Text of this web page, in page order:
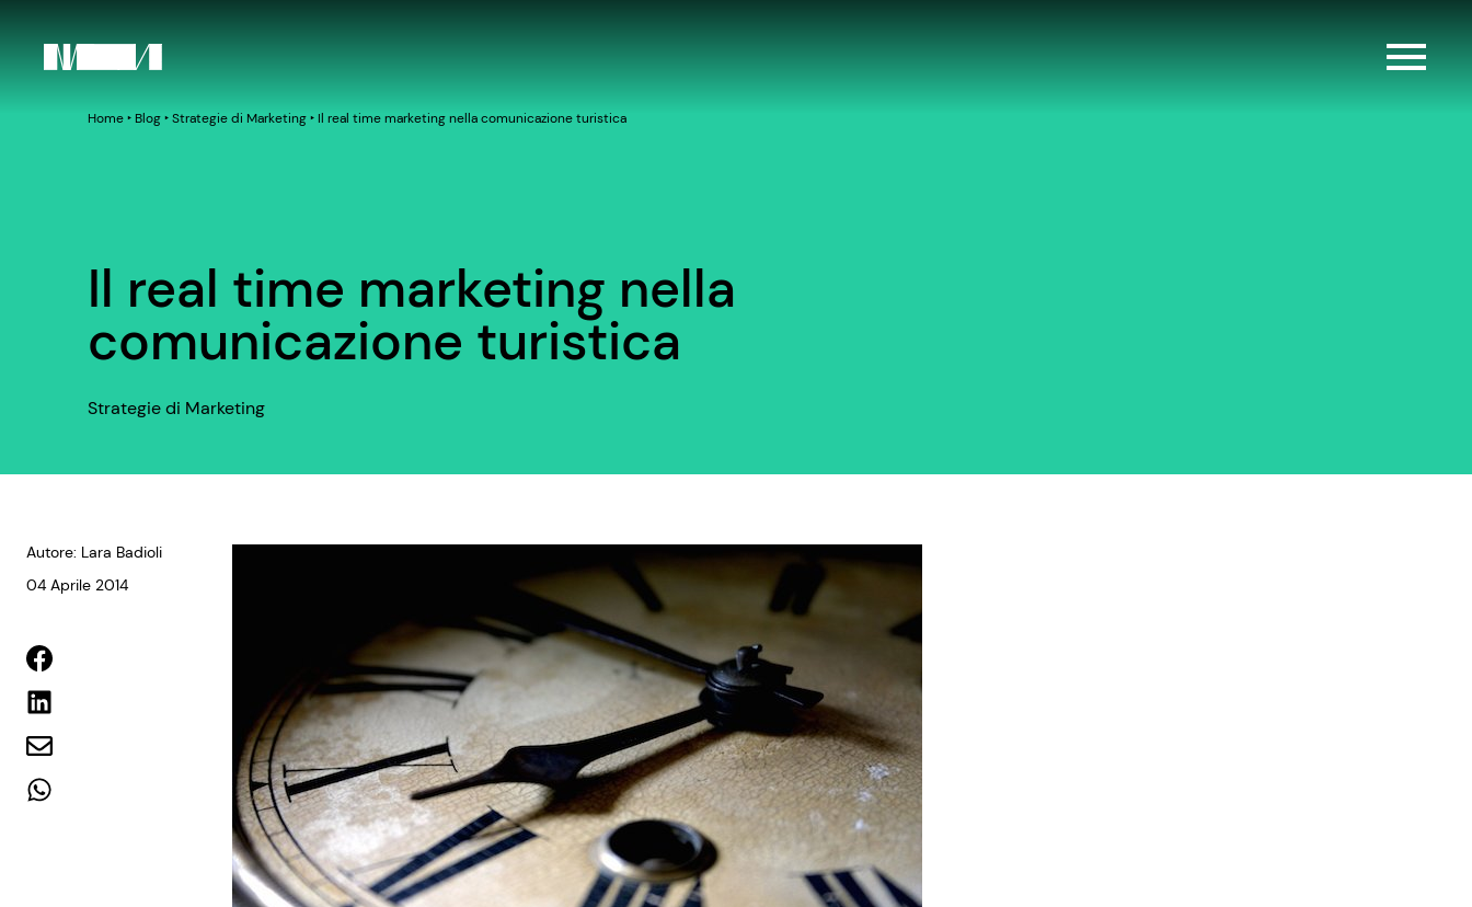
Home‣ Blog‣Strategie di Marketing‣ Il real time marketing nella comunicazione turistica
Il real time marketing nella
comunicazione turistica
Strategie di Marketing
Autore: Lara Badioli
04 Aprile 2014